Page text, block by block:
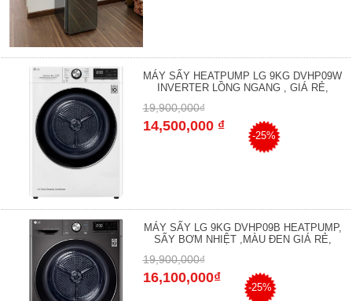
MÁY SẤY HEATPUMP LG 9KG DVHP09W
INVERTER LỒNG NGANG , GIÁ RẺ,
19,900,000₫
14,500,000 ₫
-25%
MÁY SẤY LG 9KG DVHP09B HEATPUMP,
SẤY BƠM NHIỆT ,MÀU ĐEN GIÁ RẺ,
19,900,000₫
16,100,000₫
-25%